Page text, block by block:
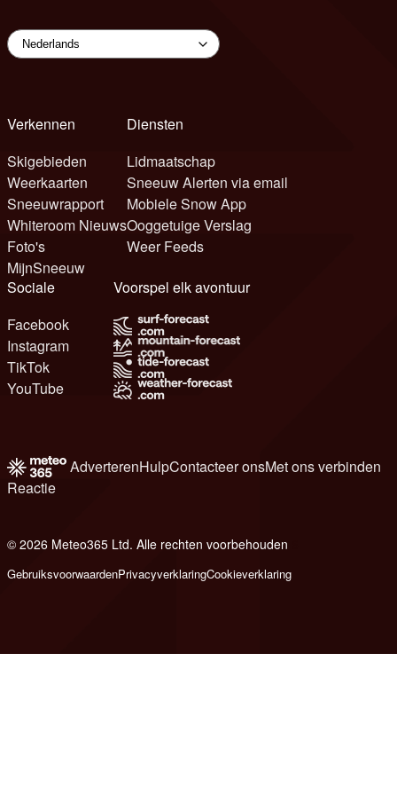
Verkennen
Skigebieden
Weerkaarten
Sneeuwrapport
Whiteroom Nieuws
Foto's
MijnSneeuw
Diensten
Lidmaatschap
Sneeuw Alerten via email
Mobiele Snow App
Ooggetuige Verslag
Weer Feeds
Sociale
Facebook
Instagram
TikTok
YouTube
Voorspel elk avontuur
AdverterenHulpContacteer onsMet ons verbinden
Reactie
© 2026 Meteo365 Ltd. Alle rechten voorbehouden
GebruiksvoorwaardenPrivacyverklaringCookieverklaring